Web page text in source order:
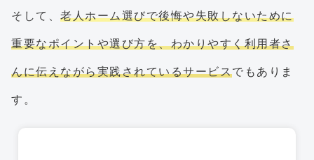
そして、 老人ホーム選びで後悔や失敗しないために
重要なポイントや選び方を、わかりやすく利用者さ
んに伝えながら実践されているサービスでもありま
す。